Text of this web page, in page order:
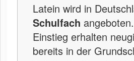
Latein wird in
Schulfach
Einstieg erhalten
bereits in der